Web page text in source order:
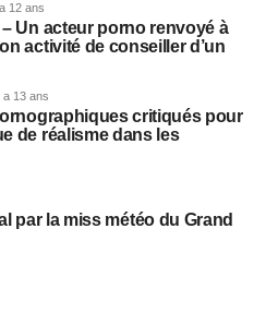
12 ans
– Un acteur porno renvoyé à
activité de conseiller d’un
a 13 ans
critiqués pour
de réalisme dans les
par la miss météo du Grand